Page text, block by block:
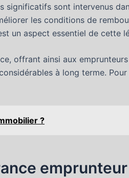
sont intervenus
les conditions de
un aspect essentiel de cette
offrant ainsi aux
à long terme.
?
emprunteur